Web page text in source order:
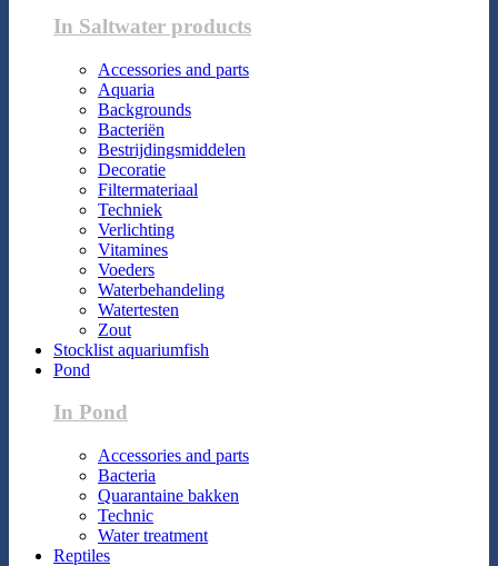
In Saltwater products
Accessories and parts
Aquaria
Backgrounds
Bacteriën
Bestrijdingsmiddelen
Decoratie
Filtermateriaal
Techniek
Verlichting
Vitamines
Voeders
Waterbehandeling
Watertesten
Zout
Stocklist aquariumfish
Pond
In Pond
Accessories and parts
Bacteria
Quarantaine bakken
Technic
Water treatment
Reptiles